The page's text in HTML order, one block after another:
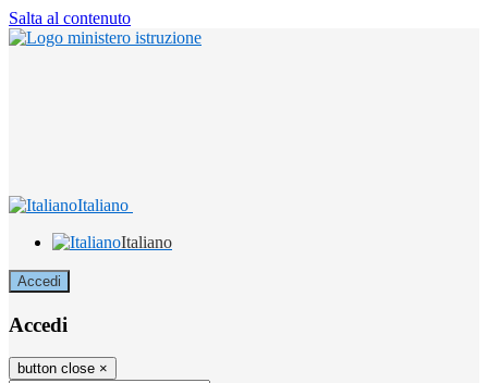
Salta al contenuto
Italiano
Italiano
Accedi
Accedi
button close ×